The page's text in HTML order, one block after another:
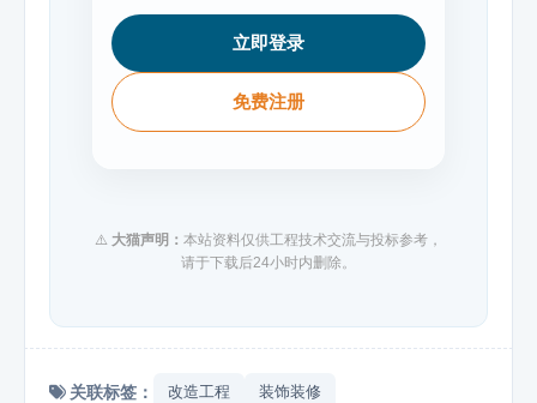
立即登录
免费注册
⚠️ 大猫声明： 本站资料仅供工程技术交流与投标参考，
请于下载后24小时内删除。
关联标签： 改造工程 装饰装修